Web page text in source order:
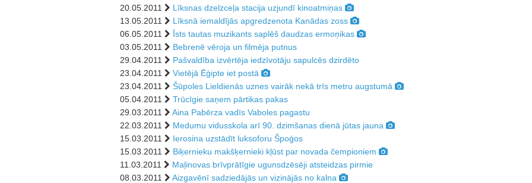
20.05.2011
Līksnas dzelzceļa stacija uzjundī kinoatmiņas
13.05.2011
Līksnā iemaldījās apgredzenota Kanādas zoss
06.05.2011
Īsts tautas muzikants saplēš daudzas ermoņikas
03.05.2011
Bebrenē vēroja un filmēja putnus
29.04.2011
Pašvaldība izvērtēja iedzīvotāju sapulcēs dzirdēto
23.04.2011
Vietējā Ēģipte iet postā
23.04.2011
Šūpoles Lieldienās uznes vairāk nekā trīs metru augstumā
05.04.2011
Trūcīgie saņem pārtikas pakas
29.03.2011
Aina Pabērza vadīs Vaboles pagastu
22.03.2011
Medumu vidusskola arī 90. dzimšanas dienā jūtas jauna
15.03.2011
Ierosina uzstādīt luksoforu Špoģos
15.03.2011
Biķernieku makšķernieki kļūst par novada čempioniem
11.03.2011
Maļinovas brīvprātīgie ugunsdzēsēji atsteidzas pirmie
08.03.2011
Aizgavēnī sadziedājās un vizinājās no kalna